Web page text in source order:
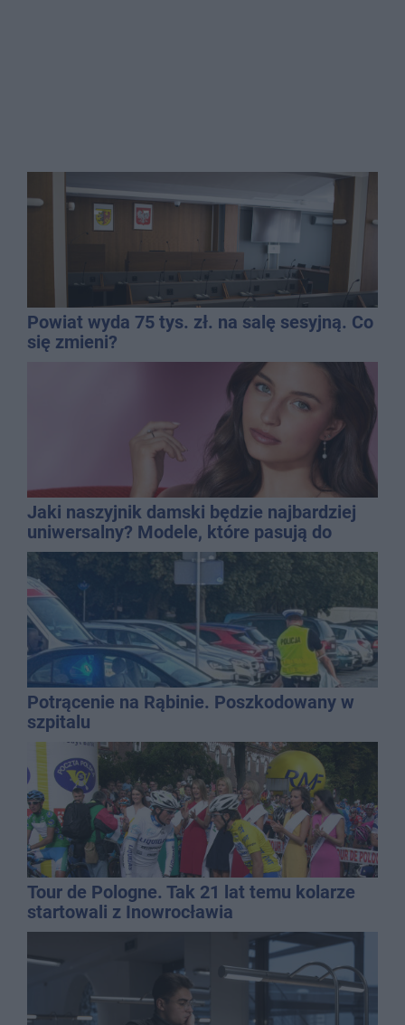
Powiat wyda 75 tys. zł. na salę sesyjną. Co
się zmieni?
Jaki naszyjnik damski będzie najbardziej
uniwersalny? Modele, które pasują do
wielu stylizacji
Potrącenie na Rąbinie. Poszkodowany w
szpitalu
Tour de Pologne. Tak 21 lat temu kolarze
startowali z Inowrocławia